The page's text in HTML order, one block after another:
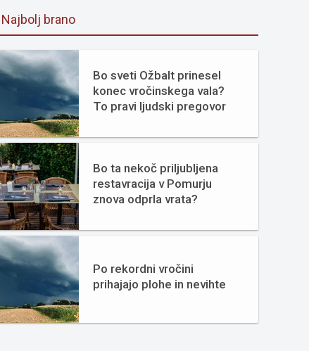
Najbolj brano
Bo sveti Ožbalt prinesel
konec vročinskega vala?
To pravi ljudski pregovor
Bo ta nekoč priljubljena
restavracija v Pomurju
znova odprla vrata?
Po rekordni vročini
prihajajo plohe in nevihte